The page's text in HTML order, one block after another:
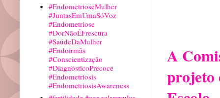
A
projeto
#EndometrioseMulher
#JuntasEmUmaSóVoz
#Endometriose
#DorNãoÉFrescura
#SaúdeDaMulher
#Endoirmãs
#Conscientização
#DiagnósticoPrecoce
#Endometriosis
#EndometriosisAwareness